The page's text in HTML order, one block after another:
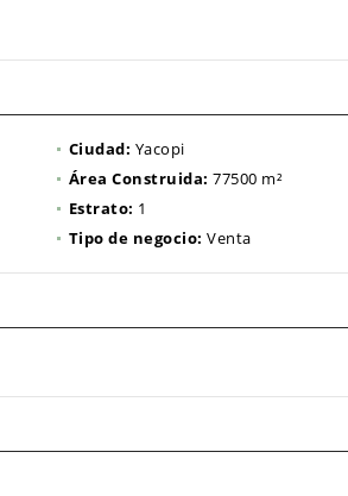
Ciudad: Yacopi
Área Construida: 77500 m²
Estrato: 1
Tipo de negocio: Venta